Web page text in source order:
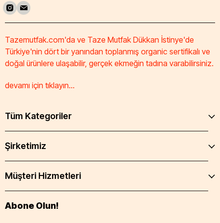
Tazemutfak.com'da ve Taze Mutfak Dükkan İstinye'de
Türkiye'nin dört bir yanından toplanmış organic sertifikalı ve
doğal ürünlere ulaşabilir, gerçek ekmeğin tadına varabilirsiniz.
devamı için tıklayın...
Tüm Kategoriler
Şirketimiz
Müşteri Hizmetleri
Abone Olun!